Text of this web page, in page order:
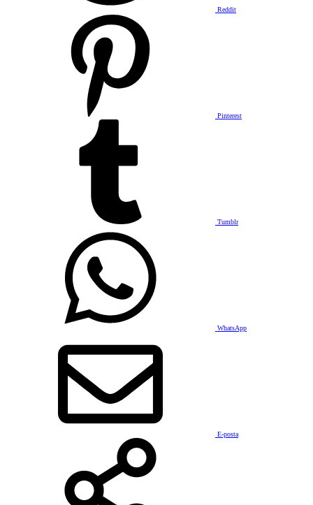
Reddit
Pinterest
Tumblr
WhatsApp
E-posta